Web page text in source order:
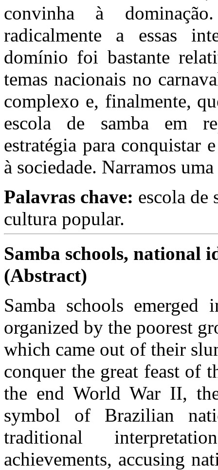
convinha à
radicalmente a essas
domínio foi bastante
temas nacionais no
complexo e, finalmente,
escola de samba em
estratégia para conquistar
à sociedade. Narramos
Palavras chave: escola de
cultura popular.
Samba schools, national
(Abstract)
Samba schools emerged
organized by the poorest
which came out of their
conquer the great feast of
the end World War II,
symbol
of Brazilian
traditional
achievements, accusing